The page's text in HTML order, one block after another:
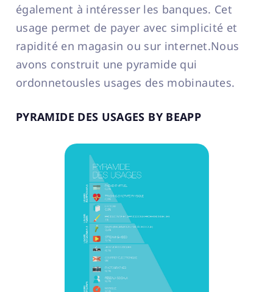
également à intéresser les banques. Cet
usage permet de payer avec simplicité et
rapidité en magasin ou sur internet.Nous
avons construit une pyramide qui
ordonnetousles usages des mobinautes.
PYRAMIDE DES USAGES BY BEAPP